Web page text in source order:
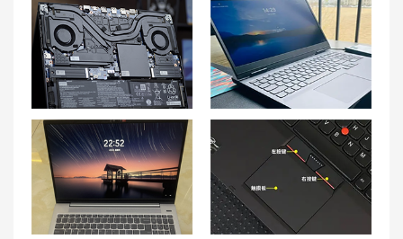
联想拯救者Y9000P内存扩展和安装指南 联想游戏本G5000触摸失灵、联想小新电脑鼠标触摸板失灵无反应的解决方法